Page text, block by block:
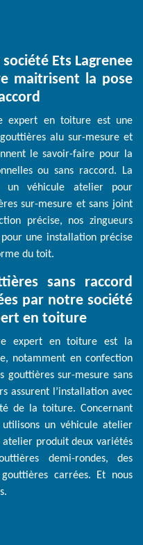
Ets Lagrenee
maitrisent la pose
expert en toiture est une
alu sur-mesure et
le savoir-faire pour la
ou sans raccord. La
un véhicule atelier pour
sur-mesure et sans joint
précise, nos zingueurs
une installation précise
du toit.
sans raccord
par notre société
en toiture
expert en toiture est la
notamment en confection
gouttières sur-mesure sans
assurent l’installation avec
de la toiture. Concernant
un véhicule atelier
produit deux variétés
demi-rondes, des
carrées. Et nous